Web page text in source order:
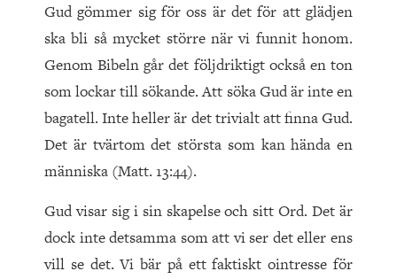
Gud gömmer sig för oss är det för att glädjen
ska bli så mycket större när vi funnit honom.
Genom Bibeln går det följdriktigt också en ton
som lockar till sökande. Att söka Gud är inte en
bagatell. Inte heller är det trivialt att finna Gud.
Det är tvärtom det största som kan hända en
människa (Matt. 13:44).
Gud visar sig i sin skapelse och sitt Ord. Det är
dock inte detsamma som att vi ser det eller ens
vill se det. Vi bär på ett faktiskt ointresse för